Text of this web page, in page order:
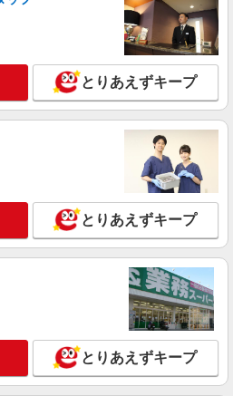
詳細を見る
牧駅】就労支援施設で軽作業の見守
経験OK
円〜 ＜日払い有/週払い有/交通費全
ン代含む)＞
詳細を見る
福祉士 ［2］初任者研修/2級ヘルパ
務者研修/1級ヘルパー ［4］ケアマ
円〜1,800円 ※経験・能力による ＜
リ稼げるのが魅力♪ 時給1,700円×1
（週5日）＝272,000円
小牧市 ☆その他、愛知県内に勤務地多
とりあえずキープ
とりあえずキープ
とりあえずキープ